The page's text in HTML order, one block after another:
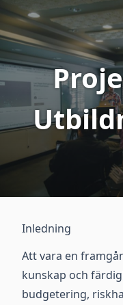
Inledning
Att vara en
kunskap och
budgetering,